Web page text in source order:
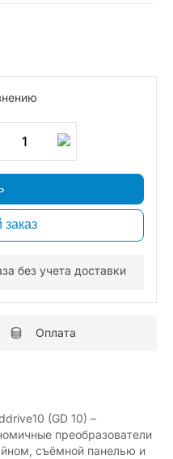
1
Быстрый заказ
без учета доставки
Оплата
(GD 10) –
преобразователи
съёмной панелью и